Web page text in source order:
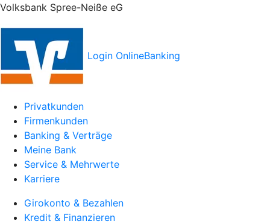
Volksbank Spree-Neiße eG
Login OnlineBanking
Privatkunden
Firmenkunden
Banking & Verträge
Meine Bank
Service & Mehrwerte
Karriere
Girokonto & Bezahlen
Kredit & Finanzieren